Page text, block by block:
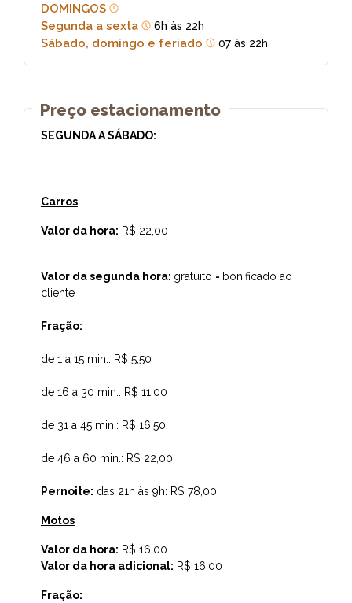
DOMINGOS
Segunda a sexta
6h às 22h
Sábado, domingo e feriado 07 às 22h
Preço estacionamento
SEGUNDA A SÁBADO:
Carros
Valor da hora: R$ 22,00
Valor da segunda hora: gratuito - bonificado ao
cliente
Fração:
de 1 a 15 min.: R$ 5,50
de 16 a 30 min.: R$ 11,00
de 31 a 45 min.: R$ 16,50
de 46 a 60 min.: R$ 22,00
Pernoite: das 21h às 9h: R$ 78,00
Motos
Valor da hora: R$ 16,00
Valor da hora adicional: R$ 16,00
Fração: